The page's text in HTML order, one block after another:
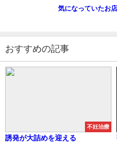
気になっていたお
おすすめの記事
不妊治療
誘発が大詰めを迎える